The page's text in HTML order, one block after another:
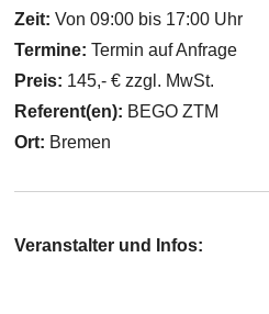
Zeit: Von 09:00 bis 17:00 Uhr
Termine: Termin auf Anfrage
Preis: 145,- € zzgl. MwSt.
Referent(en): BEGO ZTM
Ort: Bremen
Veranstalter und Infos: